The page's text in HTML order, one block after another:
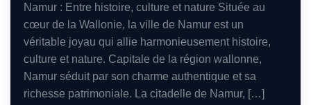
Namur : Entre histoire, culture et nature Située au
cœur de la Wallonie, la ville de Namur est un
véritable joyau qui allie harmonieusement histoire,
culture et nature. Capitale de la région wallonne,
Namur séduit par son charme authentique et sa
richesse patrimoniale. La citadelle de Namur, […]